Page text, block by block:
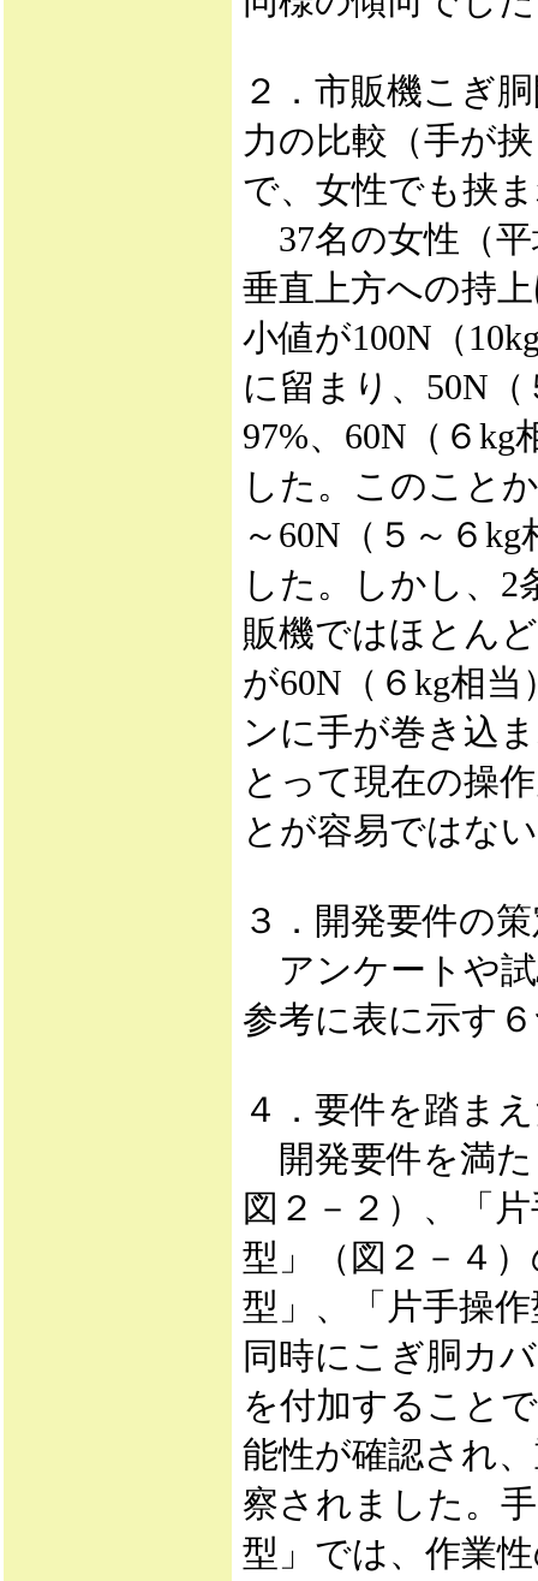
２．市販機こぎ
力の比較（手が
で、女性でも挟
37名の女性（平
垂直上方への持
小値が100N（
に留まり、50N
97%、60N（６
した。このこと
～60N（５～６
した。しかし、2
販機ではほとん
が60N（６kg相
ンに手が巻き込
とって現在の操
とが容易ではな
３．開発要件の
アンケートや試
参考に表に示す
４．要件を踏ま
開発要件を満た
図２－２）、「
型」（図２－４
型」、「片手操
同時にこぎ胴カ
を付加すること
能性が確認され
察されました。
型」では、作業